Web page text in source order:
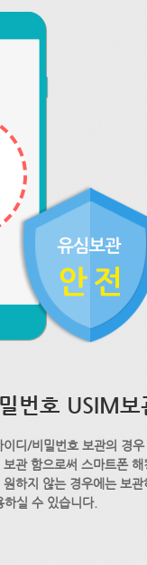
번호 USIM보
디/비밀번호 보관의 경우
관 함으로써 스마트폰 해
하지 않는 경우에는 보관
실 수 있습니다.